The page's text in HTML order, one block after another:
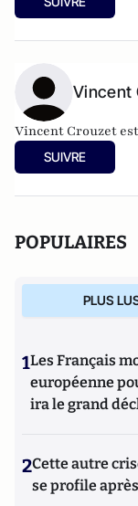
Vincent
Vincent Crouzet
SUIVRE
POPULAIRES
PLUS
1Les Français
européenne
ira le grand
2Cette autre
se profile